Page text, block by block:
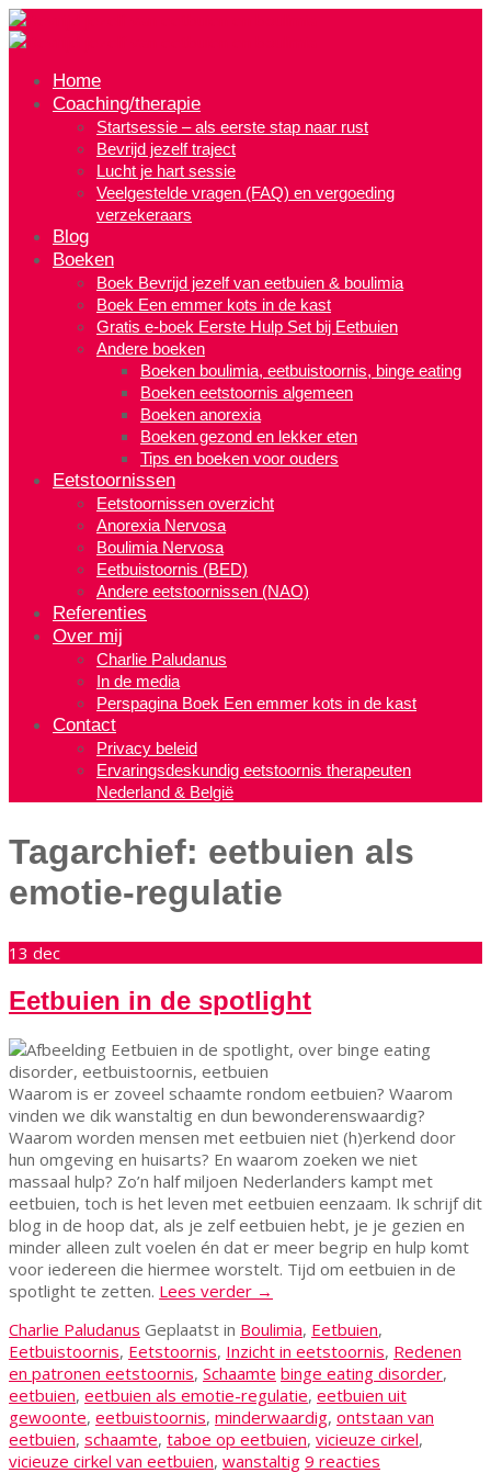
Home
Coaching/therapie
Startsessie – als eerste stap naar rust
Bevrijd jezelf traject
Lucht je hart sessie
Veelgestelde vragen (FAQ) en vergoeding
verzekeraars
Blog
Boeken
Boek Bevrijd jezelf van eetbuien & boulimia
Boek Een emmer kots in de kast
Gratis e-boek Eerste Hulp Set bij Eetbuien
Andere boeken
Boeken boulimia, eetbuistoornis, binge eating
Boeken eetstoornis algemeen
Boeken anorexia
Boeken gezond en lekker eten
Tips en boeken voor ouders
Eetstoornissen
Eetstoornissen overzicht
Anorexia Nervosa
Boulimia Nervosa
Eetbuistoornis (BED)
Andere eetstoornissen (NAO)
Referenties
Over mij
Charlie Paludanus
In de media
Perspagina Boek Een emmer kots in de kast
Contact
Privacy beleid
Ervaringsdeskundig eetstoornis therapeuten
Nederland & België
Tagarchief: eetbuien als
emotie-regulatie
13 dec
Eetbuien in de spotlight
Waarom is er zoveel schaamte rondom eetbuien? Waarom
vinden we dik wanstaltig en dun bewonderenswaardig?
Waarom worden mensen met eetbuien niet (h)erkend door
hun omgeving en huisarts? En waarom zoeken we niet
massaal hulp? Zo’n half miljoen Nederlanders kampt met
eetbuien, toch is het leven met eetbuien eenzaam. Ik schrijf dit
blog in de hoop dat, als je zelf eetbuien hebt, je je gezien en
minder alleen zult voelen én dat er meer begrip en hulp komt
voor iedereen die hiermee worstelt. Tijd om eetbuien in de
spotlight te zetten. Lees verder →
Charlie Paludanus Geplaatst in Boulimia, Eetbuien,
Eetbuistoornis, Eetstoornis, Inzicht in eetstoornis, Redenen
en patronen eetstoornis, Schaamte binge eating disorder,
eetbuien, eetbuien als emotie-regulatie, eetbuien uit
gewoonte, eetbuistoornis, minderwaardig, ontstaan van
eetbuien, schaamte, taboe op eetbuien, vicieuze cirkel,
vicieuze cirkel van eetbuien, wanstaltig 9 reacties